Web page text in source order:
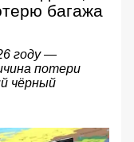
багажа
году —
потери
чёрный